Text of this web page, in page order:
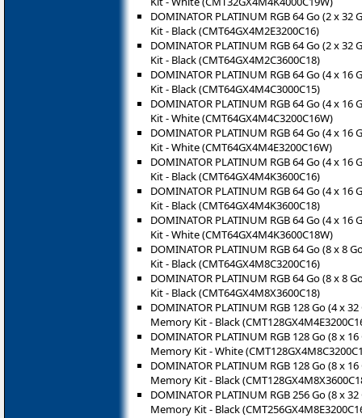
DOMINATOR PLATINUM RGB 64 Go (2 x
Kit - Black (CMT64GX4M2E3200C16)
DOMINATOR PLATINUM RGB 64 Go (2 x
Kit - Black (CMT64GX4M2C3600C18)
DOMINATOR PLATINUM RGB 64 Go (4 x
Kit - Black (CMT64GX4M4C3000C15)
DOMINATOR PLATINUM RGB 64 Go (4 x
Kit - White (CMT64GX4M4C3200C16W)
DOMINATOR PLATINUM RGB 64 Go (4 x
Kit - White (CMT64GX4M4E3200C16W)
DOMINATOR PLATINUM RGB 64 Go (4 x
Kit - Black (CMT64GX4M4K3600C16)
DOMINATOR PLATINUM RGB 64 Go (4 x
Kit - Black (CMT64GX4M4K3600C18)
DOMINATOR PLATINUM RGB 64 Go (4 x
Kit - White (CMT64GX4M4K3600C18W)
DOMINATOR PLATINUM RGB 64 Go (8 x 8
Kit - Black (CMT64GX4M8C3200C16)
DOMINATOR PLATINUM RGB 64 Go (8 x 8
Kit - Black (CMT64GX4M8X3600C18)
DOMINATOR PLATINUM RGB 128 Go (4 x
Memory Kit - Black
DOMINATOR PLATINUM RGB 128 Go (8 x
Memory Kit - White
DOMINATOR PLATINUM RGB 128 Go (8 x
Memory Kit - Black
DOMINATOR PLATINUM RGB 256 Go (8 x
Memory Kit - Black